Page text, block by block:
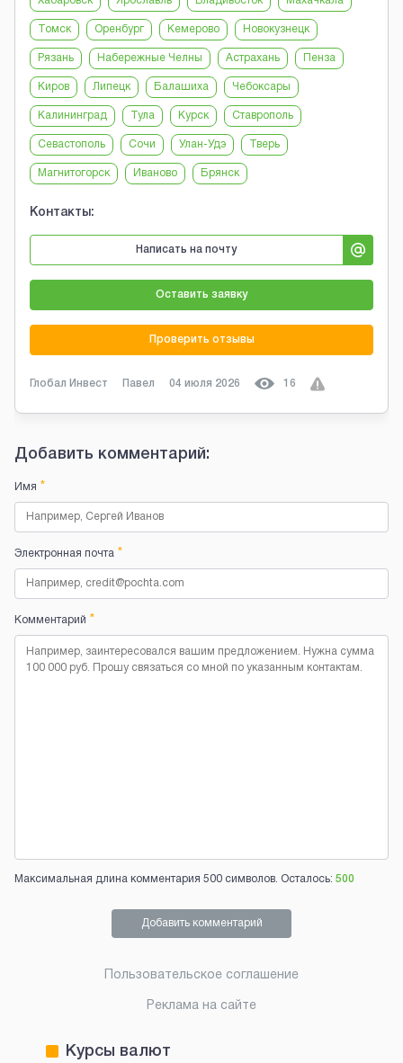
Томск Оренбург Кемерово Новокузнецк
Рязань Набережные Челны Астрахань Пенза
Киров Липецк Балашиха Чебоксары
Калининград Тула Курск Ставрополь
Севастополь Сочи Улан-Удэ Тверь
Магнитогорск Иваново Брянск
Контакты:
Написать на почту
Оставить заявку
Проверить отзывы
Глобал Инвест Павел 04 июля 2026 16
Добавить комментарий:
Имя *
Электронная почта *
Комментарий *
Максимальная длина комментария 500 символов. Осталось: 500
Добавить комментарий
Пользовательское соглашение
Реклама на сайте
Курсы валют